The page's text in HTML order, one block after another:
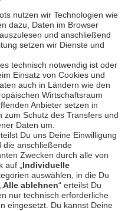
SERVICE & SUPPORT
Entwickler-
Dokumentation
Dokumentation
Unzer Austria
Rechtliche
Dokumente